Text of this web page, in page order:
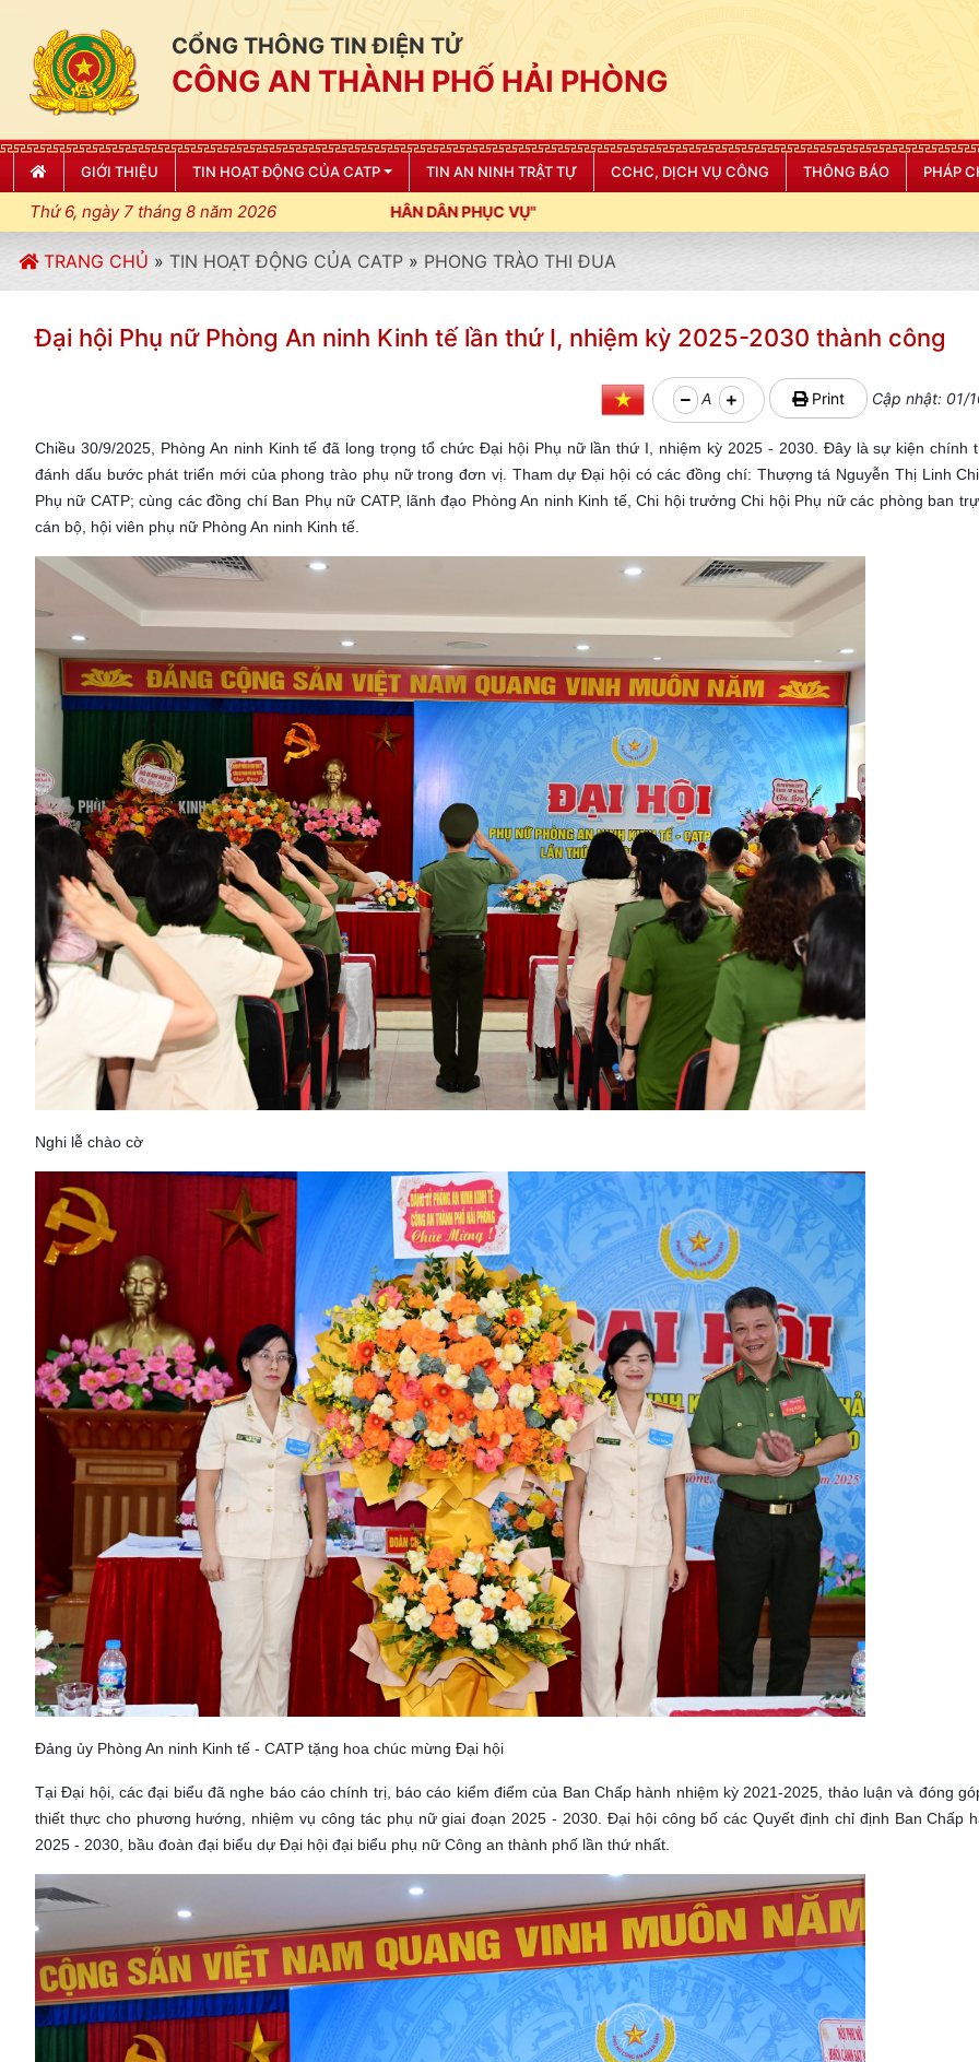
CỔNG THÔNG TIN ĐIỆN TỬ
CÔNG AN THÀNH PHỐ HẢI PHÒNG
GIỚI THIỆU TIN HOẠT ĐỘNG CỦA CATP TIN AN NINH TRẬT TỰ CCHC, DỊCH VỤ CÔNG THÔNG BÁO PHÁP
Thứ 6, ngày 7 tháng 8 năm 2026
TRANG CHỦ » TIN HOẠT ĐỘNG CỦA CATP » PHONG TRÀO THI ĐUA
Đại hội Phụ nữ Phòng An ninh Kinh tế lần thứ I, nhiệm kỳ 2025-2030 thành công
A Print Cập nhật: 01/
Chiều 30/9/2025, Phòng An ninh Kinh tế đã long trọng tổ chức Đại hội Phụ nữ lần thứ I, nhiệm kỳ 2025 - 2030. Đây là sự kiện chính
đánh dấu bước phát triển mới của phong trào phụ nữ trong đơn vị. Tham dự Đại hội có các đồng chí: Thượng tá Nguyễn Thị Linh
Phụ nữ CATP; cùng các đồng chí Ban Phụ nữ CATP, lãnh đạo Phòng An ninh Kinh tế, Chi hội trưởng Chi hội Phụ nữ các phòng ban
cán bộ, hội viên phụ nữ Phòng An ninh Kinh tế.
Nghi lễ chào cờ
Đảng ủy Phòng An ninh Kinh tế - CATP tặng hoa chúc mừng Đại hội
Tại Đại hội, các đại biểu đã nghe báo cáo chính trị, báo cáo kiểm điểm của Ban Chấp hành nhiệm kỳ 2021-2025, thảo luận và đóng
thiết thực cho phương hướng, nhiệm vụ công tác phụ nữ giai đoạn 2025 - 2030. Đại hội công bố các Quyết định chỉ định Ban Chấp
2025 - 2030, bầu đoàn đại biểu dự Đại hội đại biểu phụ nữ Công an thành phố lần thứ nhất.